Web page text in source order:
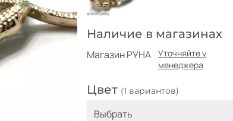
Наличие в магазинах
Магазин РУНА
Уточняйте у
менеджера
Цвет (1 вариантов)
Выбрать